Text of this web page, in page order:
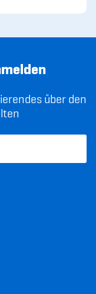
über den